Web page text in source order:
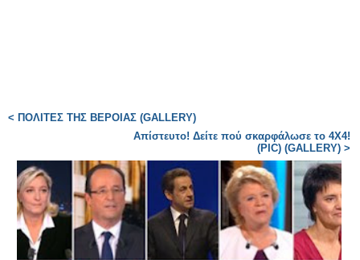
< ΠΟΛΙΤΕΣ ΤΗΣ ΒΕΡΟΙΑΣ (GALLERY)
Απίστευτο! Δείτε πού σκαρφάλωσε το 4Χ4!
(PIC) (GALLERY) >